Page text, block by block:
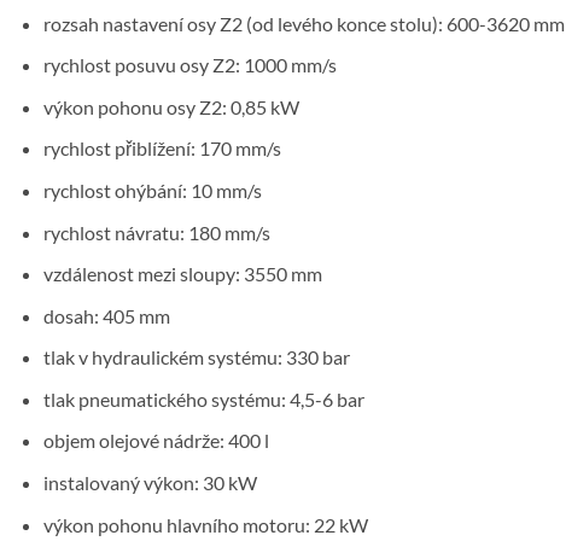
rozsah nastavení osy Z2 (od levého konce stolu): 600-3620 mm
rychlost posuvu osy Z2: 1000 mm/s
výkon pohonu osy Z2: 0,85 kW
rychlost přiblížení: 170 mm/s
rychlost ohýbání: 10 mm/s
rychlost návratu: 180 mm/s
vzdálenost mezi sloupy: 3550 mm
dosah: 405 mm
tlak v hydraulickém systému: 330 bar
tlak pneumatického systému: 4,5-6 bar
objem olejové nádrže: 400 l
instalovaný výkon: 30 kW
výkon pohonu hlavního motoru: 22 kW